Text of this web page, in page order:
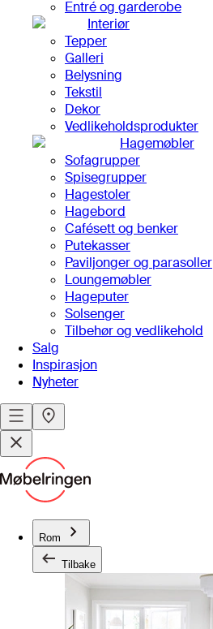
Entré og garderobe
Interiør
Tepper
Galleri
Belysning
Tekstil
Dekor
Vedlikeholdsprodukter
Hagemøbler
Sofagrupper
Spisegrupper
Hagestoler
Hagebord
Cafésett og benker
Putekasser
Paviljonger og parasoller
Loungemøbler
Hageputer
Solsenger
Tilbehør og vedlikehold
Salg
Inspirasjon
Nyheter
Rom
Tilbake